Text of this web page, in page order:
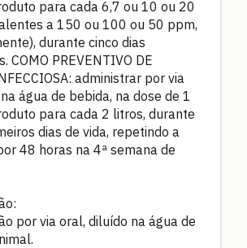
para cada 6,7 ou 10 ou 20
a 150 ou 100 ou 50 ppm,
durante cinco dias
COMO PREVENTIVO DE
administrar por via
água de bebida, na dose de 1
para cada 2 litros, durante
dias de vida, repetindo a
48 horas na 4ª semana de
por via oral, diluído na água de